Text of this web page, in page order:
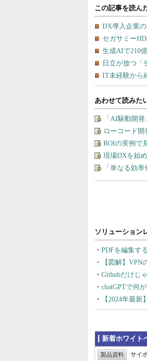
あわせて読みた
「AI駆動開
ローコード
ROIの実例で
現場DXを始
「単なる効
PDFを編集す
【図解】
Githubだけじ
chatGPTで何
【2024年最
新着ホワイト
製品資料 サイ